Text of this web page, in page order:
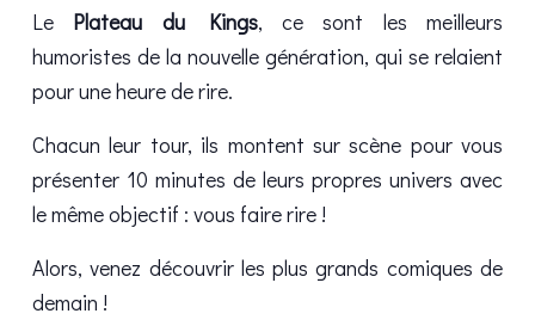
Le Plateau du Kings, ce sont les meilleurs
humoristes de la nouvelle génération, qui se relaient
pour une heure de rire.
Chacun leur tour, ils montent sur scène pour vous
présenter 10 minutes de leurs propres univers avec
le même objectif : vous faire rire !
Alors, venez découvrir les plus grands comiques de
demain !